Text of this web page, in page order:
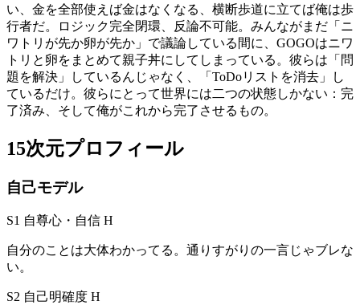
い、金を全部使えば金はなくなる、横断歩道に立てば俺は歩
行者だ。ロジック完全閉環、反論不可能。みんながまだ「ニ
ワトリが先か卵が先か」で議論している間に、GOGOはニワ
トリと卵をまとめて親子丼にしてしまっている。彼らは「問
題を解決」しているんじゃなく、「ToDoリストを消去」し
ているだけ。彼らにとって世界には二つの状態しかない：完
了済み、そして俺がこれから完了させるもの。
15次元プロフィール
自己モデル
S1 自尊心・自信 H
自分のことは大体わかってる。通りすがりの一言じゃブレな
い。
S2 自己明確度 H